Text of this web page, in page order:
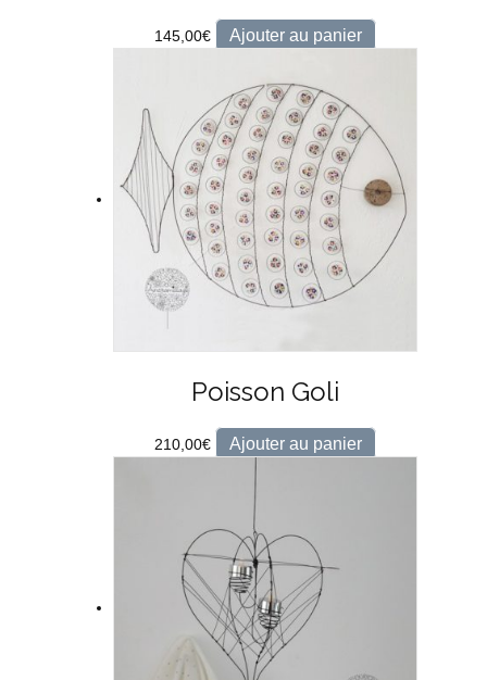
145,00€ Ajouter au panier
Poisson Goli
210,00€ Ajouter au panier